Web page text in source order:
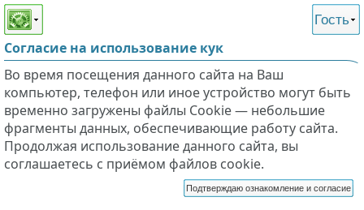
Этот сайт поддерживает
слабовидящих
Гость
Согласие на использование кук
Во время посещения данного сайта на Ваш
компьютер, телефон или иное устройство могут быть
временно загружены файлы Cookie — небольшие
фрагменты данных, обеспечивающие работу сайта.
Продолжая использование данного сайта, вы
соглашаетесь с приёмом файлов cookie.
Подтверждаю ознакомление и согласие